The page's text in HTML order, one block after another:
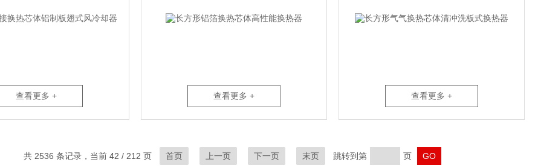
查看更多 + 查看更多 + 查看更多 +
共 2536 条记录，当前 42 / 212 页 首页 上一页 下一页 末页 跳转到第 页